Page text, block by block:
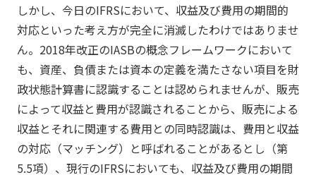
しかし、今日のIFRSにおいて、収益及び費用の期間的
対応といった考え方が完全に消滅したわけではありませ
ん。2018年改正のIASBの概念フレームワークにおいて
も、資産、負債または資本の定義を満たさない項目を財
政状態計算書に認識することは認められませんが、販売
によって収益と費用が認識されることから、販売による
収益とそれに関連する費用との同時認識は、費用と収益
の対応（マッチング）と呼ばれることがあるとし（第
5.5項）、現行のIFRSにおいても、収益及び費用の期間